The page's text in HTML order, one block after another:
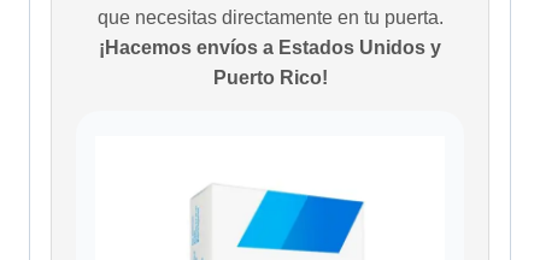
que necesitas directamente en tu puerta.
¡Hacemos envíos a Estados Unidos y
Puerto Rico!